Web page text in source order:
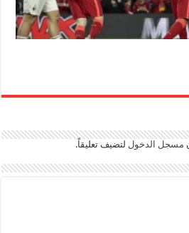
مسجل الدخوللتضيف تعليقاً.